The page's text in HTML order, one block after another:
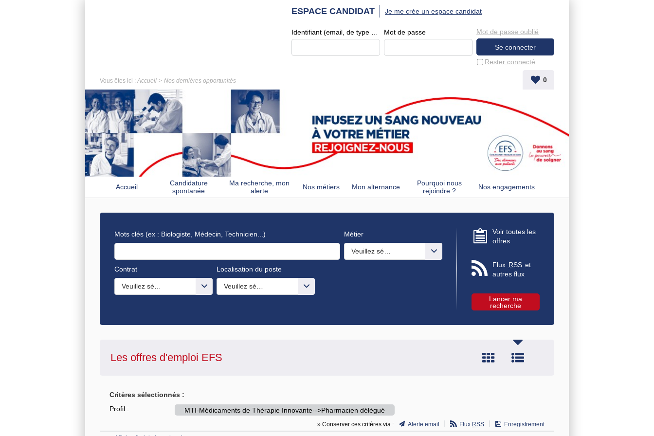
ESPACE CANDIDAT
Mot de passe
Rester connecté
Mot de passe oublié
Je me crée un espace candidat
Vous êtes ici : Accueil Nos dernières opportunités 0
Accueil
Candidature
spontanée
Ma recherche, mon
alerte
Nos métiers Mon alternance
Pourquoi nous
rejoindre ?
Nos engagements
Mots clés (ex : Biologiste, Médecin, Technicien...) Métier
Veuillez sélectionner une ou des valeurs
Contrat
Veuillez sélectionner une ou des valeurs
Localisation du poste
Veuillez sélectionner une ou des valeurs
Voir toutes les
offres
Flux RSS et
autres flux
Les offres d'emploi EFS
Critères sélectionnés :
Profil :
MTI-Médicaments de Thérapie Innovante-->Pharmacien délégué
» Conserver ces critères via : Alerte email Flux RSS
Enregistrement